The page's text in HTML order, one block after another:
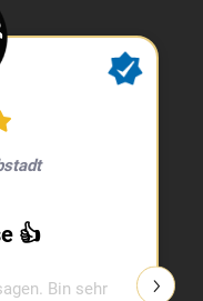
👍
Bin sehr